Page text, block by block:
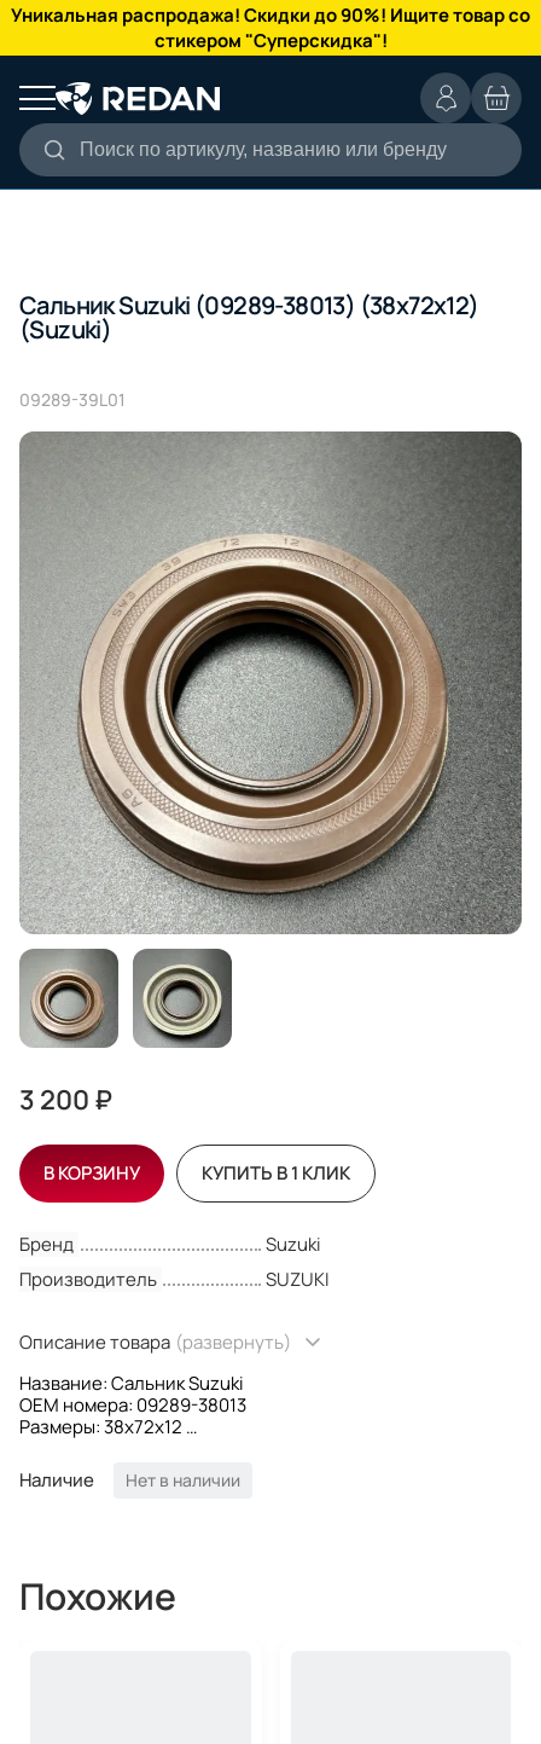
Уникальная распродажа! Скидки до 90%! Ищите товар со
стикером "Суперскидка"!
Поиск по артикулу, названию или бренду
КАТАЛОГ
Сальник Suzuki (09289-38013) (38x72x12)
(Suzuki)
09289-39L01
Бренд
Suzuki
Производитель
SUZUKI
Описание товара (развернуть)
Название: Сальник Suzuki
OEM номера: 09289-38013
Размеры: 38x72x12
Наличие
Нет в наличии
3 200 ₽
В КОРЗИНУ КУПИТЬ В 1 КЛИК
Похожие